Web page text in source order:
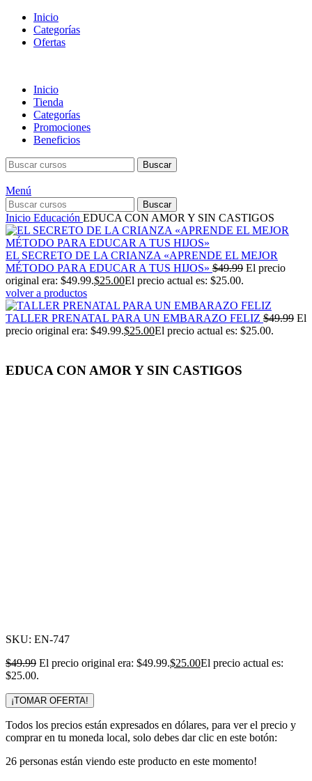
Inicio
Categorías
Ofertas
Inicio
Tienda
Categorías
Promociones
Beneficios
Buscar
Menú
Buscar
Inicio Educación EDUCA CON AMOR Y SIN CASTIGOS
EL SECRETO DE LA CRIANZA «APRENDE EL MEJOR
MÉTODO PARA EDUCAR A TUS HIJOS» $49.99 El precio
original era: $49.99.$25.00El precio actual es: $25.00.
volver a productos
TALLER PRENATAL PARA UN EMBARAZO FELIZ $49.99 El
precio original era: $49.99.$25.00El precio actual es: $25.00.
EDUCA CON AMOR Y SIN CASTIGOS
SKU: EN-747
$49.99 El precio original era: $49.99.$25.00El precio actual es:
$25.00.
¡TOMAR OFERTA!
Todos los precios están expresados en dólares, para ver el precio y
comprar en tu moneda local, solo debes dar clic en este botón:
26 personas están viendo este producto en este momento!